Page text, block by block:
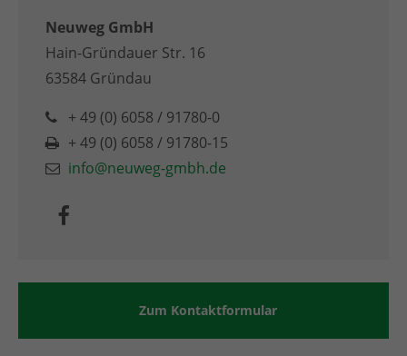
Neuweg GmbH
Hain-Gründauer Str. 16
63584 Gründau
+ 49 (0) 6058 / 91780-0
+ 49 (0) 6058 / 91780-15
info@neuweg-gmbh.de
Zum Kontaktformular